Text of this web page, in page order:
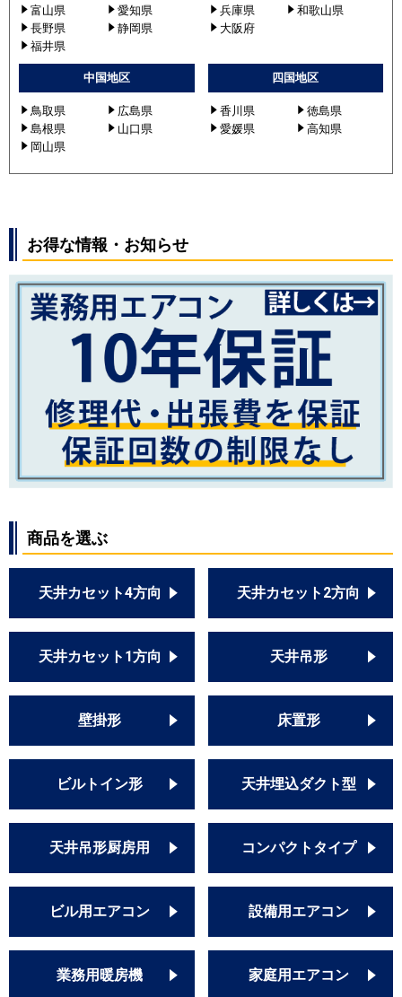
PLZ-ZRMP56SLFR
PLZ-ZRMP56LFR
PLZ-ZRMP56SLF2
PLZ-ZRMP56SLY
PLZ-ZRMP56LY
PLZ-ZRMP56LFZ
PLZ-ZRMP56SL3
PLZ-ZRMP56L3
PLZ-ZRMP56SL4
PLZ-ZRMP56L4
PLZ-ZRMP56SLF3
PLZ-ZRMP56LF3
PLZ-ZRMP56SLF4
PLZ-ZRMP56LF4
PLZ-ZRMP56SL5
PLZ-ZRMP56L5
PLZ-ZRMP56SLF5
日立
RCID-GP56RGHJ2
RCID-GP56RGH2
RCID-AP56GHJ7
RCID-AP56GH7
RCID-GP56RGHJ1
RCID-GP56RGH1
RCID-AP56GHJ6
RCID-AP56GH6
RCID-GP56RGHJ4
RCID-GP56RGH4
RCID-GP56RGH3
RCID-GP56RGHJ5
RCID-GP56RGHJ6
RCID-GP56RGH6
RCID-GP56RGH7
三菱重工
FDTWZ565HK5S-rakuri-na
FDTWZ565H5S-rakuri-na
富山県
愛知県
長野県
静岡県
福井県
兵庫県
和歌山県
大阪府
中国地区
鳥取県
広島県
島根県
山口県
岡山県
四国地区
香川県
徳島県
愛媛県
高知県
お得な情報・お知らせ
商品を選ぶ
天井カセット4方向 天井カセット2方向
天井カセット1方向 天井吊形
壁掛形 床置形
ビルトイン形 天井埋込ダクト型
天井吊形厨房用 コンパクトタイプ
ビル用エアコン 設備用エアコン
業務用暖房機 家庭用エアコン